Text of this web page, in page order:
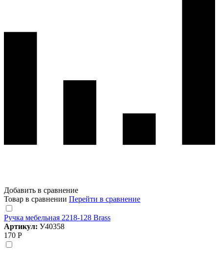
Добавить в сравнение
Товар в сравнении Перейти в сравнение
Ручка мебельная 2218-128 Brass
Артикул: У40358
170 Р